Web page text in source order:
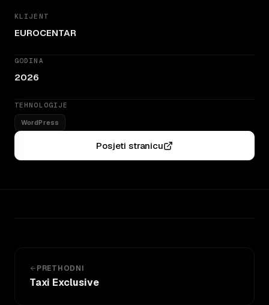
KLIJENT
EUROCENTAR
GODINA
2026
TEHNOLOGIJE
WordPress
Posjeti stranicu
PRETHODNI
Taxi Exclusive